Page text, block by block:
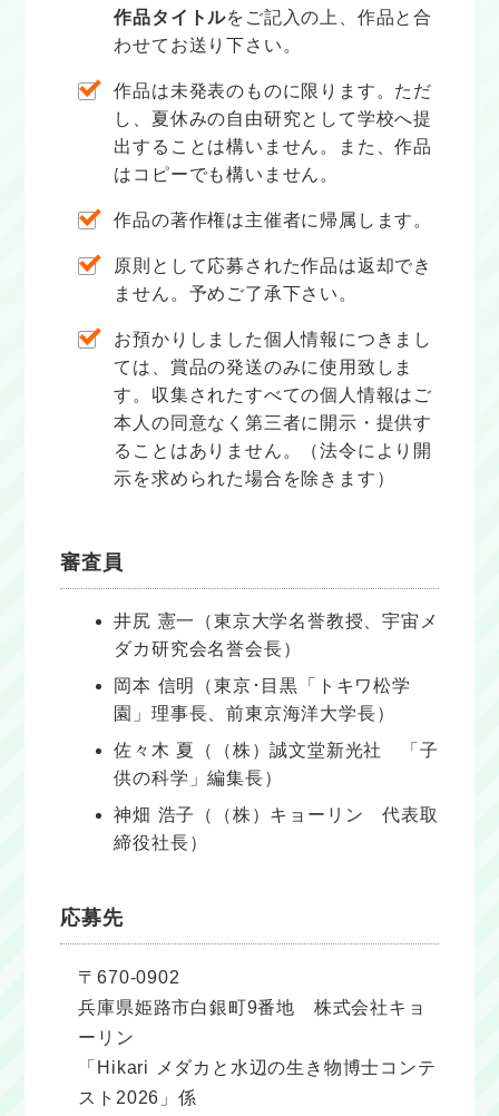
作品タイトルをご記入の上、作品と合
わせてお送り下さい。
作品は未発表のものに限ります。ただ
し、夏休みの自由研究として学校へ提
出することは構いません。また、作品
はコピーでも構いません。
作品の著作権は主催者に帰属します。
原則として応募された作品は返却でき
ません。予めご了承下さい。
お預かりしました個人情報につきまし
ては、賞品の発送のみに使用致しま
す。収集されたすべての個人情報はご
本人の同意なく第三者に開示・提供す
ることはありません。（法令により開
示を求められた場合を除きます）
審査員
井尻 憲一（東京大学名誉教授、宇宙メ
ダカ研究会名誉会長）
岡本 信明（東京･目黒「トキワ松学
園」理事長、前東京海洋大学長）
佐々木 夏（（株）誠文堂新光社 「子
供の科学」編集長）
神畑 浩子（（株）キョーリン 代表取
締役社長）
応募先
〒670-0902
兵庫県姫路市白銀町9番地 株式会社キョ
ーリン
「Hikari メダカと水辺の生き物博士コンテ
スト2026」係